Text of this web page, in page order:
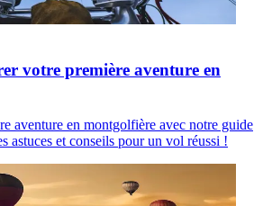
votre première aventure en
aventure en montgolfière avec notre guide
astuces et conseils pour un vol réussi !